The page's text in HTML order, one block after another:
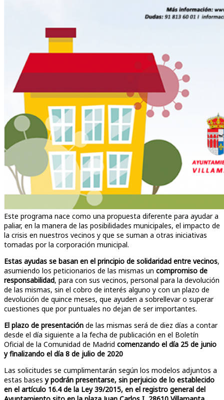
Este programa nace como una propuesta diferente para ayudar a
paliar, en la manera de las posibilidades municipales, el impacto de
la crisis en nuestros vecinos y que se suman a otras iniciativas
tomadas por la corporación municipal.
Estas ayudas se basan en el principio de solidaridad entre vecinos,
asumiendo los peticionarios de las mismas un compromiso de
responsabilidad, para con sus vecinos, personal para la devolución
de las mismas, sin el cobro de interés alguno y con un plazo de
devolución de quince meses, que ayuden a sobrellevar o superar
cuestiones que por puntuales no dejan de ser importantes.
El plazo de presentación de las mismas será de diez días a contar
desde el día siguiente a la fecha de publicación en el Boletín
Oficial de la Comunidad de Madrid comenzando el día 25 de junio
y finalizando el día 8 de julio de 2020
Las solicitudes se cumplimentarán según los modelos adjuntos a
estas bases y podrán presentarse, sin perjuicio de lo establecido
en el artículo 16.4 de la Ley 39/2015, en el registro general del